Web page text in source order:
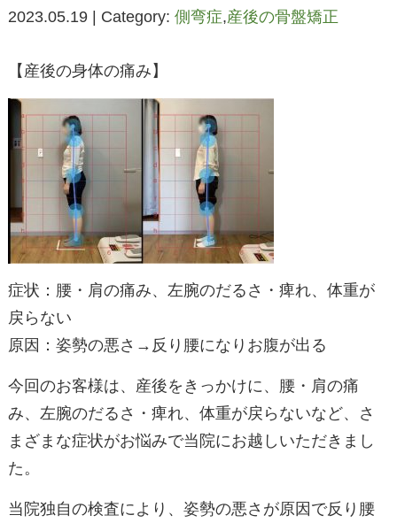
2023.05.19 | Category: 側弯症,産後の骨盤矯正
【産後の身体の痛み】
症状：腰・肩の痛み、左腕のだるさ・痺れ、体重が
戻らない
原因：姿勢の悪さ→反り腰になりお腹が出る
今回のお客様は、産後をきっかけに、腰・肩の痛
み、左腕のだるさ・痺れ、体重が戻らないなど、さ
まざまな症状がお悩みで当院にお越しいただきまし
た。
当院独自の検査により、姿勢の悪さが原因で反り腰